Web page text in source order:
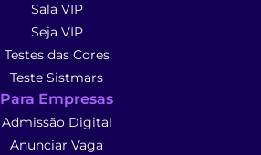
Sala VIP
Seja VIP
Testes das Cores
Teste Sistmars
Para Empresas
Admissão Digital
Anunciar Vaga